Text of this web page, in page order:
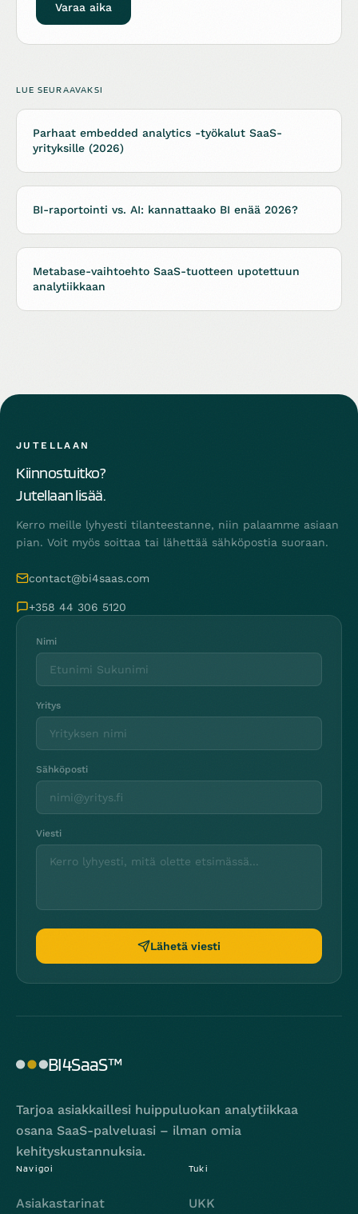
Varaa aika
LUE SEURAAVAKSI
Parhaat embedded analytics -työkalut SaaS-
yrityksille (2026)
BI-raportointi vs. AI: kannattaako BI enää 2026?
Metabase-vaihtoehto SaaS-tuotteen upotettuun
analytiikkaan
JUTELLAAN
Kiinnostuitko?
Jutellaan lisää.
Kerro meille lyhyesti tilanteestanne, niin palaamme asiaan
pian. Voit myös soittaa tai lähettää sähköpostia suoraan.
contact@bi4saas.com
+358 44 306 5120
Nimi
Yritys
Sähköposti
Viesti
Lähetä viesti
BI4SaaS™
Tarjoa asiakkaillesi huippuluokan analytiikkaa
osana SaaS-palveluasi – ilman omia
kehityskustannuksia.
Navigoi
Asiakastarinat
Tuki
UKK